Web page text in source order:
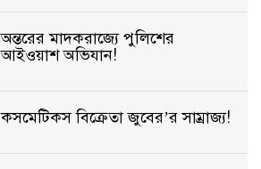
অন্তরের মাদকরাজ্যে পুলিশের
আইওয়াশ অভিযান!
কসমেটিকস বিক্রেতা জুবের’র সাম্রাজ্য!